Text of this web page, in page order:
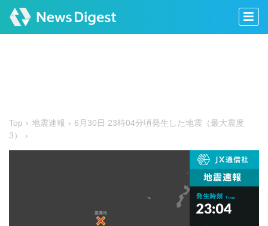
Top 地震速報
6月30日 23時04分頃発生した地震（最大震度
3）